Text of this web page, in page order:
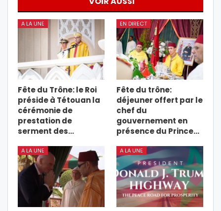
A LA UNE
Fête du Trône: le Roi
préside à Tétouan la
cérémonie de
prestation de
serment des…
EN DIRECT
Fête du trône:
déjeuner offert par le
chef du
gouvernement en
présence du Prince…
A LA UNE A LA UNE